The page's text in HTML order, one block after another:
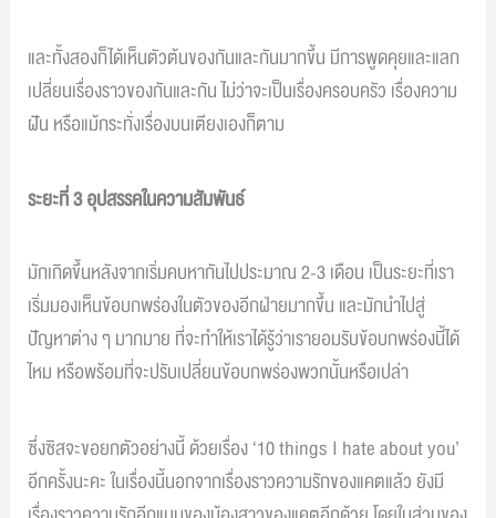
และทั้งสองก็ได้เห็นตัวต้นของกันและกันมากขึ้น มีการพูดคุยและแลก
เปลี่ยนเรื่องราวของกันและกัน ไม่ว่าจะเป็นเรื่องครอบครัว เรื่องความ
ฝัน หรือแม้กระทั่งเรื่องบนเตียงเองก็ตาม
ระยะที่ 3 อุปสรรคในความสัมพันธ์
มักเกิดขึ้นหลังจากเริ่มคบหากันไปประมาณ 2-3 เดือน เป็นระยะที่เรา
เริ่มมองเห็นข้อบกพร่องในตัวของอีกฝ่ายมากขึ้น และมักนำไปสู่
ปัญหาต่าง ๆ มากมาย ที่จะทำให้เราได้รู้ว่าเรายอมรับข้อบกพร่องนี้ได้
ไหม หรือพร้อมที่จะปรับเปลี่ยนข้อบกพร่องพวกนั้นหรือเปล่า
ซึ่งซิสจะขอยกตัวอย่างนี้ ด้วยเรื่อง ‘10 things I hate about you’
อีกครั้งนะคะ ในเรื่องนี้นอกจากเรื่องราวความรักของแคตแล้ว ยังมี